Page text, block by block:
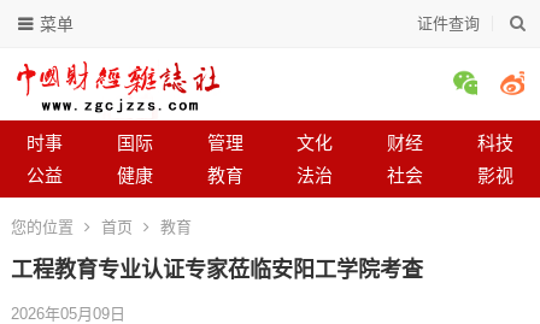
证件查询
菜单
时事 国际 管理 文化 财经
科技
公益
健康 教育 法治 社会 影视
您的位置 首页 教育
工程教育专业认证专家莅临安阳工学院考查
2026年05月09日